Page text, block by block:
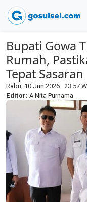
Bupati Gowa
Rumah,
Tepat Sasaran
Rabu, 10 Jun 2026 23:57
Editor: A Nita Purnama